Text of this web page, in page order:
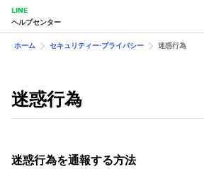
LINE
ヘルプセンター
ホーム セキュリティー⋅プライバシー 迷惑行為
迷惑行為
迷惑行為を通報する方法